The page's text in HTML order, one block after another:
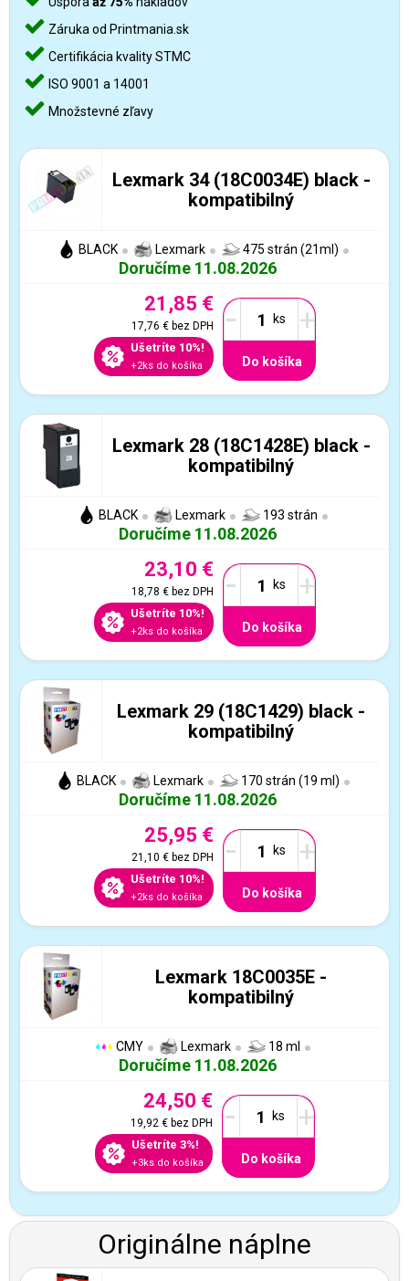
Záruka od Printmania.sk
Certifikácia kvality STMC
ISO 9001 a 14001
Množstevné zľavy
Lexmark 34 (18C0034E) black -
kompatibilný
BLACK Lexmark 475 strán (21ml)
Doručíme 11.08.2026
21,85 €
17,76 €bez DPH
Ušetríte 10%!
+2ks do košíka
- +
Do košíka
Lexmark 28 (18C1428E) black -
kompatibilný
BLACK Lexmark 193 strán
Doručíme 11.08.2026
23,10 €
18,78 €bez DPH
Ušetríte 10%!
+2ks do košíka
- +
Do košíka
Lexmark 29 (18C1429) black -
kompatibilný
BLACK Lexmark 170 strán (19 ml)
Doručíme 11.08.2026
25,95 €
21,10 €bez DPH
Ušetríte 10%!
+2ks do košíka
- +
Do košíka
Lexmark 18C0035E -
kompatibilný
CMY Lexmark 18 ml
Doručíme 11.08.2026
24,50 €
19,92 €bez DPH
Ušetríte 3%!
+3ks do košíka
- +
Do košíka
Originálne náplne